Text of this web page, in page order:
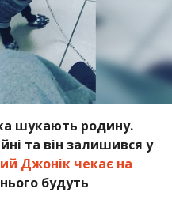
шукають родину.
та він залишився у
Джонік чекає на
будуть